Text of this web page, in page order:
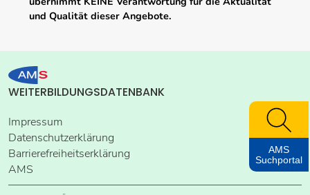
und Qualität dieser Angebote.
WEITERBILDUNGSDATENBANK
Impressum
Datenschutzerklärung
Barrierefreiheitserklärung
AMS
AMS
Suchportal